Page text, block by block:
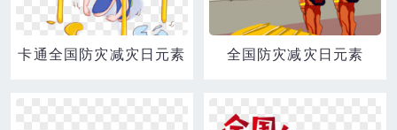
卡通全国防灾减灾日元素 全国防灾减灾日元素